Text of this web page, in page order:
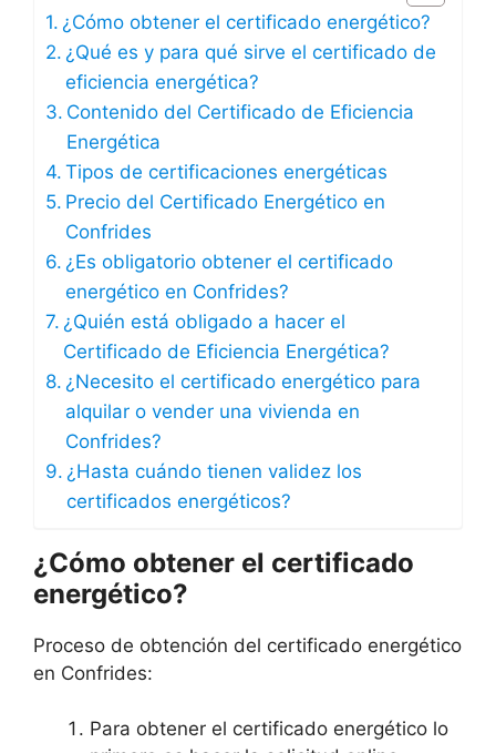
¿Cómo obtener el certificado energético?
¿Qué es y para qué sirve el certificado de
eficiencia energética?
Contenido del Certificado de Eficiencia
Energética
Tipos de certificaciones energéticas
Precio del Certificado Energético en
Confrides
¿Es obligatorio obtener el certificado
energético en Confrides?
¿Quién está obligado a hacer el
Certificado de Eficiencia Energética?
¿Necesito el certificado energético para
alquilar o vender una vivienda en
Confrides?
¿Hasta cuándo tienen validez los
certificados energéticos?
¿Cómo obtener el certificado
energético?
Proceso de obtención del certificado energético
en Confrides:
Para obtener el certificado energético lo